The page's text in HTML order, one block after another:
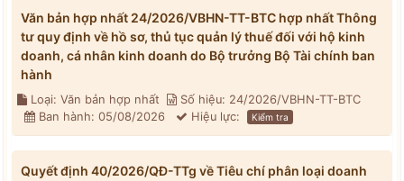
Văn bản hợp nhất 24/2026/VBHN-TT-BTC hợp nhất Thông
tư quy định về hồ sơ, thủ tục quản lý thuế đối với hộ kinh
doanh, cá nhân kinh doanh do Bộ trưởng Bộ Tài chính ban
hành
Loại: Văn bản hợp nhất
Số hiệu: 24/2026/VBHN-TT-BTC
Ban hành: 05/08/2026
Hiệu lực: Kiểm tra
Quyết định 40/2026/QĐ-TTg về Tiêu chí phân loại doanh